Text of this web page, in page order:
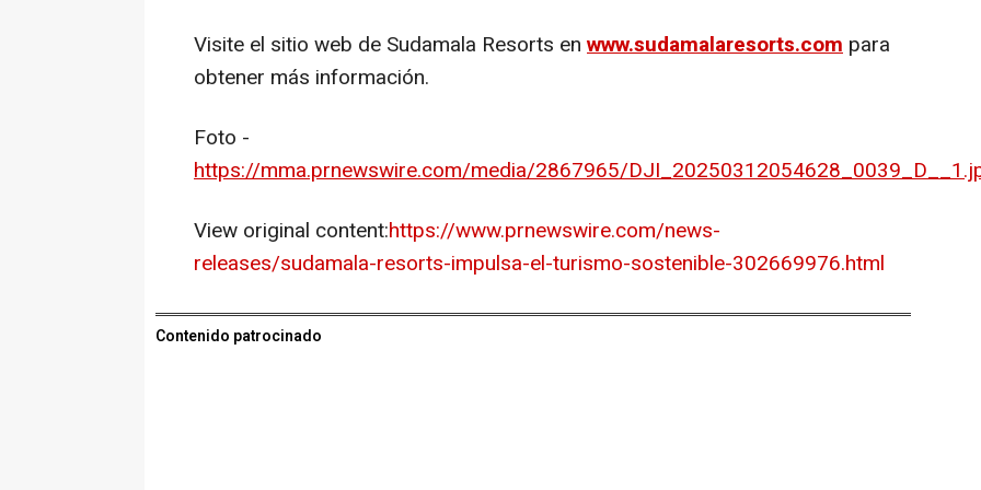
Visite el sitio web de Sudamala Resorts en www.sudamalaresorts.com para
obtener más información.
Foto -
https://mma.prnewswire.com/media/2867965/
View original content:https://www.prnewswire.com/news-
releases/sudamala-resorts-impulsa-el-turismo-sostenible-302669976.html
Contenido patrocinado